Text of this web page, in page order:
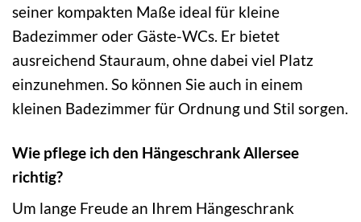
seiner kompakten Maße ideal für kleine
Badezimmer oder Gäste-WCs. Er bietet
ausreichend Stauraum, ohne dabei viel Platz
einzunehmen. So können Sie auch in einem
kleinen Badezimmer für Ordnung und Stil sorgen.
Wie pflege ich den Hängeschrank Allersee
richtig?
Um lange Freude an Ihrem Hängeschrank